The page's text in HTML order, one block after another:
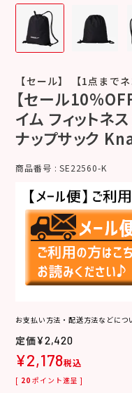
【セール】 【1点まで
【セール
イム フィットネ
ナップサック
商品番号 SE22560-K
お支払い方法・配送方法などにつ
¥2,420
¥2,178税込
[ 20 ポイント進呈 ]